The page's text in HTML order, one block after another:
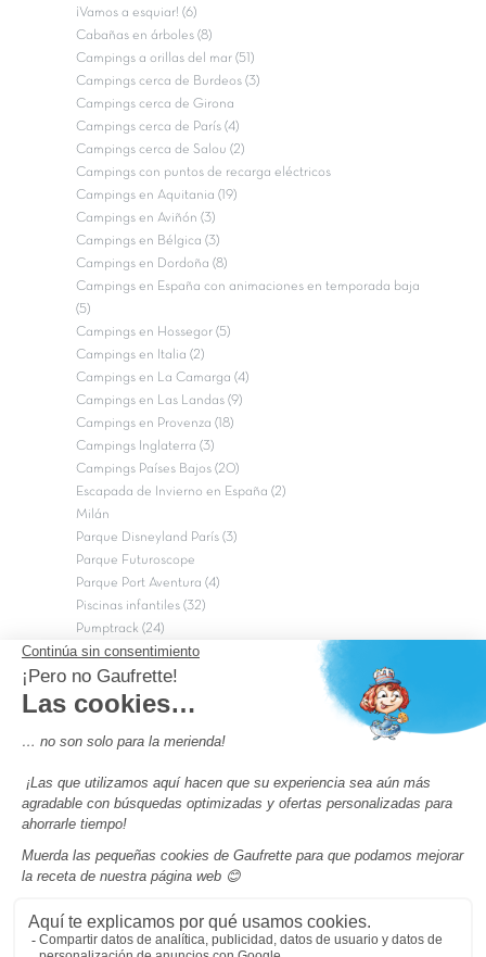
¡Vamos a esquiar! (6)
Cabañas en árboles (8)
Campings a orillas del mar (51)
Campings cerca de Burdeos (3)
Campings cerca de Girona
Campings cerca de París (4)
Campings cerca de Salou (2)
Campings con puntos de recarga eléctricos
Campings en Aquitania (19)
Campings en Aviñón (3)
Campings en Bélgica (3)
Campings en Dordoña (8)
Campings en España con animaciones en temporada baja
(5)
Campings en Hossegor (5)
Campings en Italia (2)
Campings en La Camarga (4)
Campings en Las Landas (9)
Campings en Provenza (18)
Campings Inglaterra (3)
Campings Países Bajos (20)
Escapada de Invierno en España (2)
Milán
Parque Disneyland París (3)
Parque Futuroscope
Parque Port Aventura (4)
Piscinas infantiles (32)
Pumptrack (24)
Puy du Fou (2)
Roma
Semana Santa (17)
Campings de 4 estrellas en Francia
Los camping con piscinas en Francia
Camping Barcelona
Camping Murcia
Camping Costa Brava
Camping Costa daurada
Pass camping
Preguntas más frecuentes